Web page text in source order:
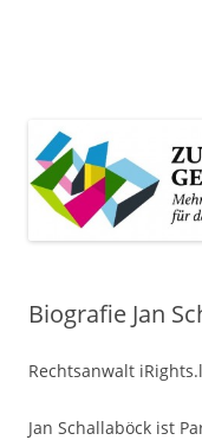
Biografie Jan
Rechtsanwalt
Jan Schallaböck ist